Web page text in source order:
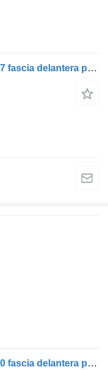
Volvo FL (01.00-) 3954350 3954457 fascia delantera para Volvo FL, FL6, FL7, FL10, FL12, FS718 (1985-2005) cabeza tractora
Volvo FL612 (01.85-12.00) 3099120 fascia delantera para Volvo FL, FL6, FL7, FL10, FL12, FS718 (1985-2005) cabeza tractora